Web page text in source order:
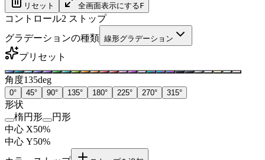
リセット 全画面表示にするF
コントロール2 ストップ
グラデーションの種類 線形グラデーション
プリセット
角度135deg
0° 45° 90° 135° 180° 225° 270° 315°
形状
楕円形
円形
中心 X50%
中心 Y50%